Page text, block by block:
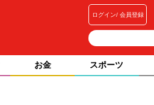
ログイン 会員登録
お金 スポーツ